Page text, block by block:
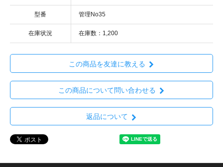
型番 管理No35
在庫状況 在庫数：1,200
この商品を友達に教える
この商品について問い合わせる
返品について